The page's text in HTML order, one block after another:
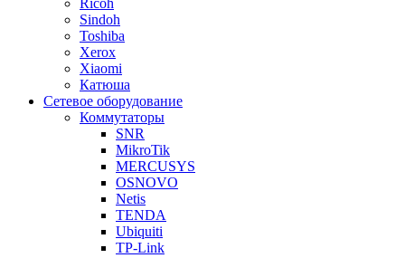
Ricoh
Sindoh
Toshiba
Xerox
Xiaomi
Катюша
Сетевое оборудование
Коммутаторы
SNR
MikroTik
MERCUSYS
OSNOVO
Netis
TENDA
Ubiquiti
TP-Link